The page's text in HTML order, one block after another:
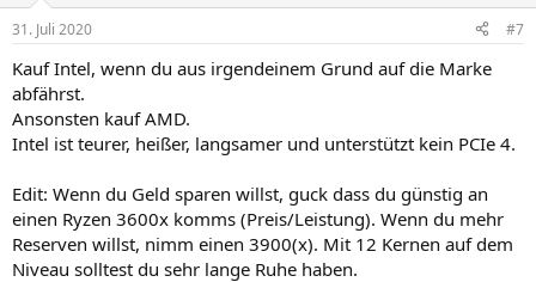
e
:
31. Juli 2020 #7
Kauf Intel, wenn du aus irgendeinem Grund auf die Marke
abfährst.
Ansonsten kauf AMD.
Intel ist teurer, heißer, langsamer und unterstützt kein PCIe 4.
Edit: Wenn du Geld sparen willst, guck dass du günstig an
einen Ryzen 3600x komms (Preis/Leistung). Wenn du mehr
Reserven willst, nimm einen 3900(x). Mit 12 Kernen auf dem
Niveau solltest du sehr lange Ruhe haben.